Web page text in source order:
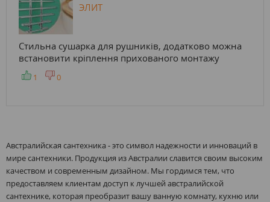
ЭЛИТ
Стильна сушарка для рушників, додатково можна
встановити кріплення прихованого монтажу
1 0
Австралийская сантехника - это символ надежности и инноваций в
мире сантехники. Продукция из Австралии славится своим высоким
качеством и современным дизайном. Мы гордимся тем, что
предоставляем клиентам доступ к лучшей австралийской
сантехнике, которая преобразит вашу ванную комнату, кухню или